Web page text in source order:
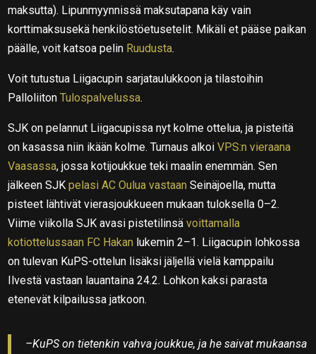
maksutta). Lipunmyynnissä maksutapana käy vain
korttimaksusekä henkilöstöetusetelit. Mikäli et pääse paikan
päälle, voit katsoa pelin Ruudusta.
Voit tutustua Liigacupin sarjataulukkoon ja tilastoihin
PalloliitonTulospalvelussa.
SJK on pelannut Liigacupissa nyt kolme ottelua, ja pisteitä
on kasassa niin ikään kolme. Turnaus alkoiVPS:n vieraana
Vaasassa, jossa kotijoukkue teki maalin enemmän. Sen
jälkeen SJKpelasi AC Oulua vastaan Seinäjoella, mutta
pisteet lähtivät vierasjoukkueen mukaan tuloksella 0–2.
Viime viikolla SJK avasi pistetilinsävoittamalla
kotiottelussaan FC Hakan lukemin 2–1. Liigacupin lohkossa
on tulevan KuPS-ottelun lisäksi jäljellä vielä kamppailu
Ilvestä vastaan lauantaina 24.2. Lohkon kaksi parasta
etenevät kilpailussa jatkoon.
–KuPS on tietenkin vahva joukkue, ja he saivat mukaansa